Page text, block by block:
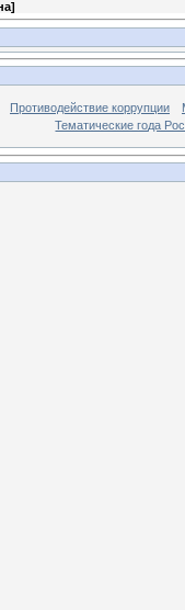
]
Противодействие коррупции
Тематические года